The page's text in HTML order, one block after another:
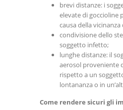
brevi distanze: i
elevate di goccioline
causa della
condivisione dello
soggetto infetto;
lunghe distanze: il
aerosol proveniente
rispetto a un
lontananza o in
Come rendere sicuri gli